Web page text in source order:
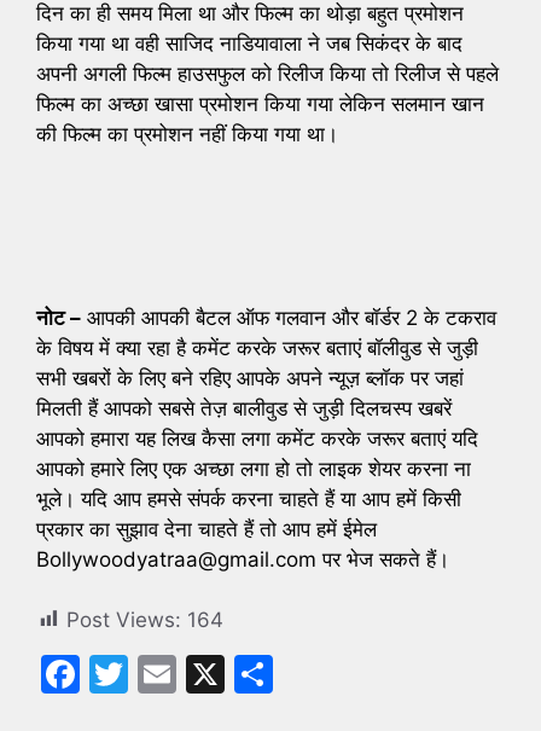
दिन का ही समय मिला था और फिल्म का थोड़ा बहुत प्रमोशन
किया गया था वही साजिद नाडियावाला ने जब सिकंदर के बाद
अपनी अगली फिल्म हाउसफुल को रिलीज किया तो रिलीज से पहले
फिल्म का अच्छा खासा प्रमोशन किया गया लेकिन सलमान खान
की फिल्म का प्रमोशन नहीं किया गया था।
नोट – आपकी आपकी बैटल ऑफ गलवान और बॉर्डर 2 के टकराव
के विषय में क्या रहा है कमेंट करके जरूर बताएं बॉलीवुड से जुड़ी
सभी खबरों के लिए बने रहिए आपके अपने न्यूज़ ब्लॉक पर जहां
मिलती हैं आपको सबसे तेज़ बालीवुड से जुड़ी दिलचस्प खबरें
आपको हमारा यह लिख कैसा लगा कमेंट करके जरूर बताएं यदि
आपको हमारे लिए एक अच्छा लगा हो तो लाइक शेयर करना ना
भूले। यदि आप हमसे संपर्क करना चाहते हैं या आप हमें किसी
प्रकार का सुझाव देना चाहते हैं तो आप हमें ईमेल
Bollywoodyatraa@gmail.com पर भेज सकते हैं।
Post Views: 164
F
T
E
X